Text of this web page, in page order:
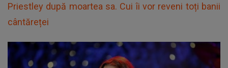
Priestley după moartea sa. Cui îi vor reveni toți banii
cântăreței